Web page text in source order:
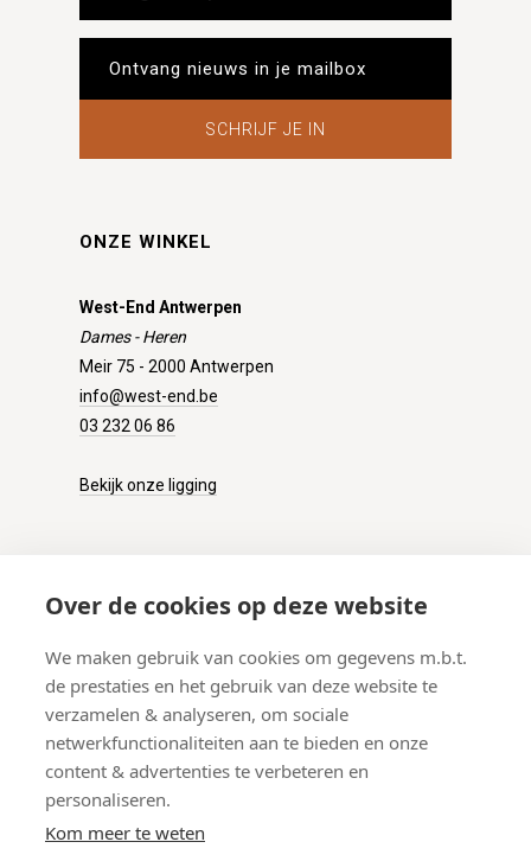
Over de cookies op deze website
We maken gebruik van cookies om gegevens m.b.t.
de prestaties en het gebruik van deze website te
verzamelen & analyseren, om sociale
netwerkfunctionaliteiten aan te bieden en onze
content & advertenties te verbeteren en
personaliseren.
Kom meer te weten
SCHRIJF JE IN
ONZE WINKEL
West-End Antwerpen
Dames - Heren
Meir 75 - 2000 Antwerpen
info@west-end.be
03 232 06 86
Bekijk onze ligging
Verzenden
Retourneren
Betalen
Veelgestelde vragen